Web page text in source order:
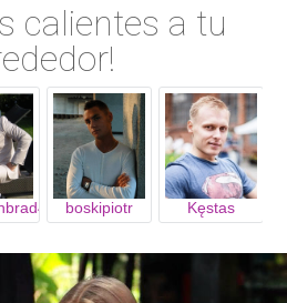
calientes a tu
boskipiotr Kęstas